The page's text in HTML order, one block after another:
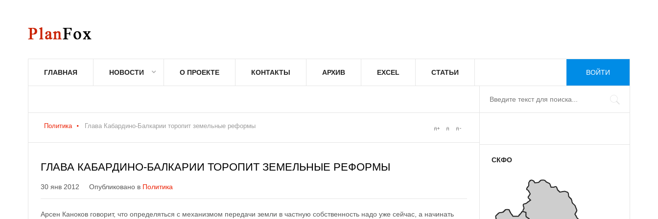
ГЛАВНАЯ НОВОСТИ О ПРОЕКТЕ КОНТАКТЫ АРХИВ EXCEL СТАТЬИ ВОЙТИ
Политика Глава Кабардино-Балкарии торопит земельные реформы
ГЛАВА КАБАРДИНО-БАЛКАРИИ ТОРОПИТ ЗЕМЕЛЬНЫЕ РЕФОРМЫ
30 янв 2012 Опубликовано в Политика
Арсен Каноков говорит, что определяться с механизмом передачи земли в частную собственность надо уже сейчас, а начинать
СКФО